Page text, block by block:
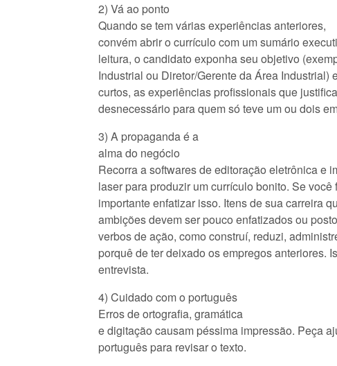
2) Vá ao ponto
Quando se tem várias experiências anteriores,
convém abrir o currículo com um sumário
leitura, o candidato exponha seu objetivo
Industrial ou Diretor/Gerente da Área Industrial)
curtos, as experiências profissionais que
desnecessário para quem só teve um ou dois
3) A propaganda é a
alma do negócio
Recorra a softwares de editoração eletrônica e
laser para produzir um currículo bonito. Se
importante enfatizar isso. Itens de sua carreira
ambições devem ser pouco enfatizados ou
verbos de ação, como construí, reduzi,
porquê de ter deixado os empregos anteriores.
entrevista.
4) Cuidado com o português
Erros de ortografia, gramática
e digitação causam péssima impressão. Peça
português para revisar o texto.